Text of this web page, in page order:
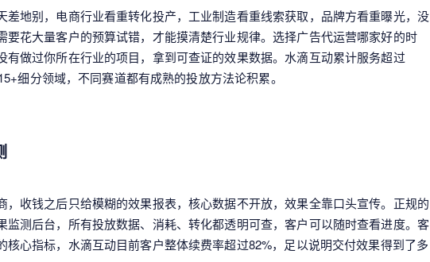
差地别，电商行业看重转化投产，工业制造看重线索获取，品牌方看重曝光，没
要花大量客户的预算试错，才能摸清楚行业规律。选择广告代运营哪家好的时
有做过你所在行业的项目，拿到可查证的效果数据。水滴互动累计服务超过
细分领域，不同赛道都有成熟的投放方法论积累。
，收钱之后只给模糊的效果报表，核心数据不开放，效果全靠口头宣传。正规的
监测后台，所有投放数据、消耗、转化都透明可查，客户可以随时查看进度。客
核心指标，水滴互动目前客户整体续费率超过82%，足以说明交付效果得到了多